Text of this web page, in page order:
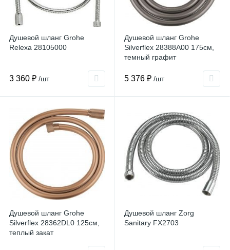
Душевой шланг Grohe
Relexa 28105000
3 360 ₽ /шт
Душевой шланг Grohe
Silverflex 28388A00 175см,
темный графит
5 376 ₽ /шт
Душевой шланг Grohe
Silverflex 28362DL0 125см,
теплый закат
Душевой шланг Zorg
Sanitary FX2703